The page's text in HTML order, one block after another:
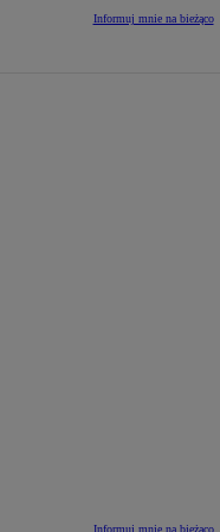
Informuj mnie na bieżąco
Informuj mnie na bieżąco